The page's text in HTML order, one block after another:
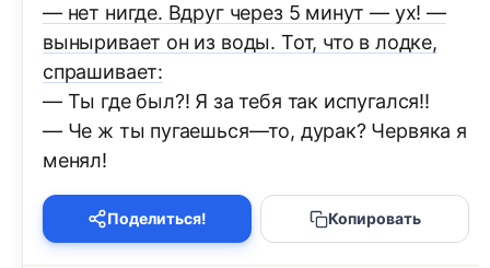
— нет нигде. Вдруг через 5 минут — ух! —
выныривает он из воды. Тот, что в лодке,
спрашивает:
— Ты где был?! Я за тебя так испугался!!
— Че ж ты пугаешься—то, дурак? Червяка я
менял!
Поделиться! Копировать